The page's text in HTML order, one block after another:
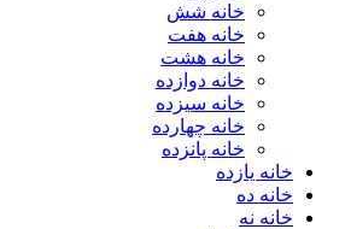
خانه شش
خانه هفت
خانه هشت
خانه دوازده
خانه سیزده
خانه چهارده
خانه پانزده
خانه یازده
خانه ده
خانه نه